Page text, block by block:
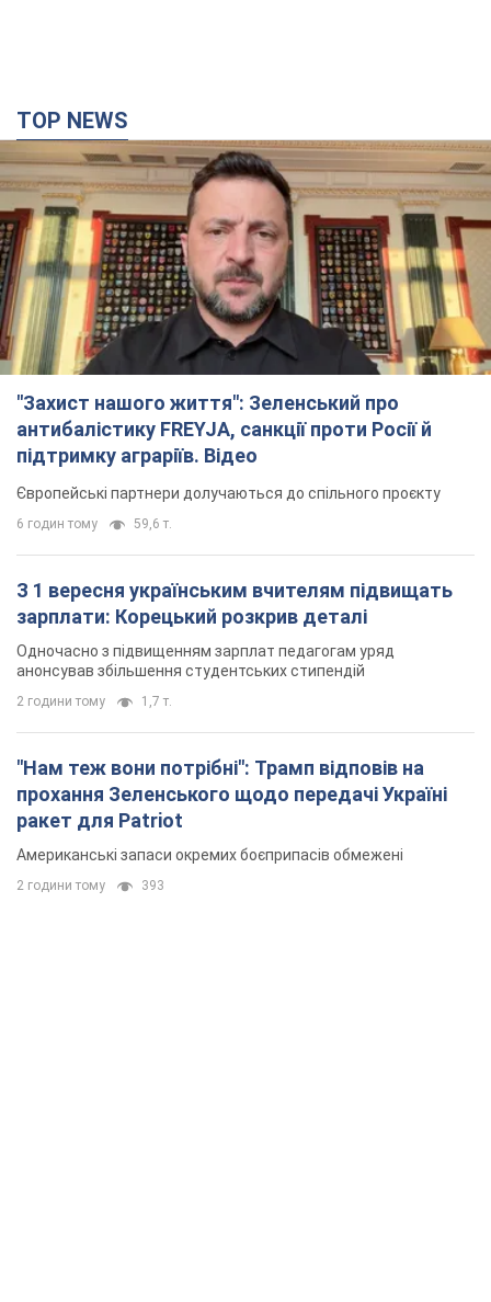
TOP NEWS
"Захист нашого життя": Зеленський про
антибалістику FREYJA, санкції проти Росії й
підтримку аграріїв. Відео
Європейські партнери долучаються до спільного проєкту
6 годин тому 59,6 т.
З 1 вересня українським вчителям підвищать
зарплати: Корецький розкрив деталі
Одночасно з підвищенням зарплат педагогам уряд
анонсував збільшення студентських стипендій
2 години тому 1,7 т.
"Нам теж вони потрібні": Трамп відповів на
прохання Зеленського щодо передачі Україні
ракет для Patriot
Американські запаси окремих боєприпасів обмежені
2 години тому 393